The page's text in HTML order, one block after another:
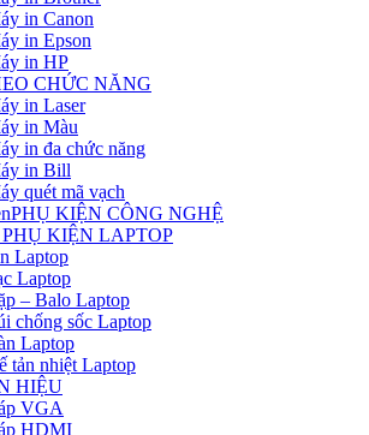
in Canon
in Epson
in HP
CHỨC NĂNG
in Laser
in Màu
in đa chức năng
in Bill
quét mã vạch
PHỤ KIỆN CÔNG NGHỆ
KIỆN LAPTOP
Laptop
Laptop
– Balo Laptop
chống sốc Laptop
Laptop
tản nhiệt Laptop
HIỆU
VGA
HDMI